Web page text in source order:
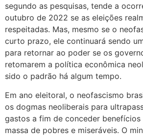
segundo as pesquisas, tende a
outubro de 2022 se as eleições
respeitadas. Mas, mesmo se o
curto prazo, ele continuará sendo
para retornar ao poder se os
retomarem a política econômica
sido o padrão há algum tempo.
Em ano eleitoral, o neofascismo
os dogmas neoliberais para
gastos a fim de conceder
massa de pobres e miseráveis. O